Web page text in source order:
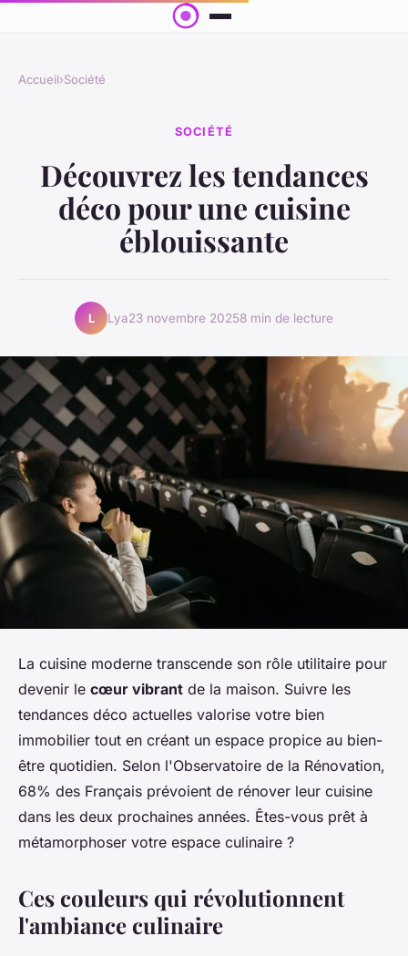
Accueil›Société
SOCIÉTÉ
Découvrez les tendances
déco pour une cuisine
éblouissante
L Lya23 novembre 20258 min de lecture
La cuisine moderne transcende son rôle utilitaire pour
devenir le cœur vibrant de la maison. Suivre les
tendances déco actuelles valorise votre bien
immobilier tout en créant un espace propice au bien-
être quotidien. Selon l'Observatoire de la Rénovation,
68% des Français prévoient de rénover leur cuisine
dans les deux prochaines années. Êtes-vous prêt à
métamorphoser votre espace culinaire ?
Ces couleurs qui révolutionnent
l'ambiance culinaire